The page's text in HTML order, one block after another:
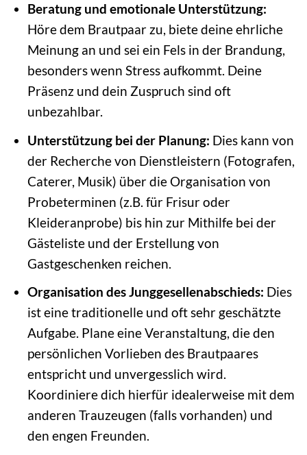
Beratung und emotionale Unterstützung:
Höre dem Brautpaar zu, biete deine ehrliche
Meinung an und sei ein Fels in der Brandung,
besonders wenn Stress aufkommt. Deine
Präsenz und dein Zuspruch sind oft
unbezahlbar.
Unterstützung bei der Planung: Dies kann von
der Recherche von Dienstleistern (Fotografen,
Caterer, Musik) über die Organisation von
Probeterminen (z.B. für Frisur oder
Kleideranprobe) bis hin zur Mithilfe bei der
Gästeliste und der Erstellung von
Gastgeschenken reichen.
Organisation des Junggesellenabschieds: Dies
ist eine traditionelle und oft sehr geschätzte
Aufgabe. Plane eine Veranstaltung, die den
persönlichen Vorlieben des Brautpaares
entspricht und unvergesslich wird.
Koordiniere dich hierfür idealerweise mit dem
anderen Trauzeugen (falls vorhanden) und
den engen Freunden.